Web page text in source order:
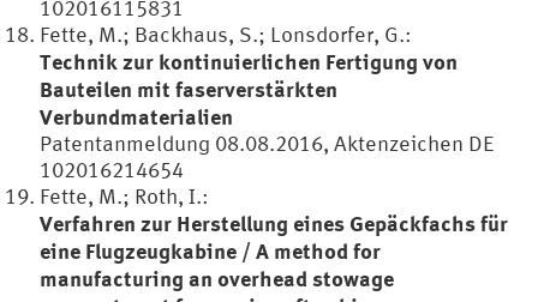
102016115831
Fette, M.; Backhaus, S.; Lonsdorfer, G.:
Technik zur kontinuierlichen Fertigung von
Bauteilen mit faserverstärkten
Verbundmaterialien
Patentanmeldung 08.08.2016, Aktenzeichen DE
102016214654
Fette, M.; Roth, I.:
Verfahren zur Herstellung eines Gepäckfachs für
eine Flugzeugkabine / A method for
manufacturing an overhead stowage